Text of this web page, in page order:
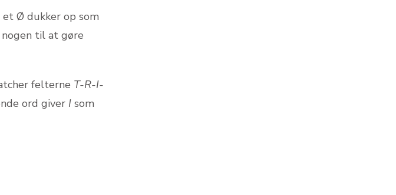
et Ø dukker op som
til at gøre
felterne T-R-I-
ord giver I som